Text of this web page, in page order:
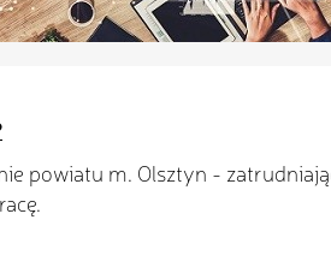
powiatu m. Olsztyn -